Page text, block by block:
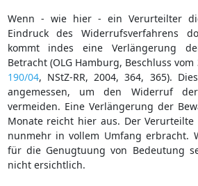
Wenn - wie hier - ein Verurteilter
Eindruck des Widerrufsverfahrens
kommt indes eine Verlängerung
Betracht (OLG Hamburg, Beschluss
190/04, NStZ-RR, 2004, 364, 365).
angemessen, um den Widerruf
vermeiden. Eine Verlängerung der
Monate reicht hier aus. Der
nunmehr in vollem Umfang erbracht.
für die Genugtuung von Bedeutung
nicht ersichtlich.